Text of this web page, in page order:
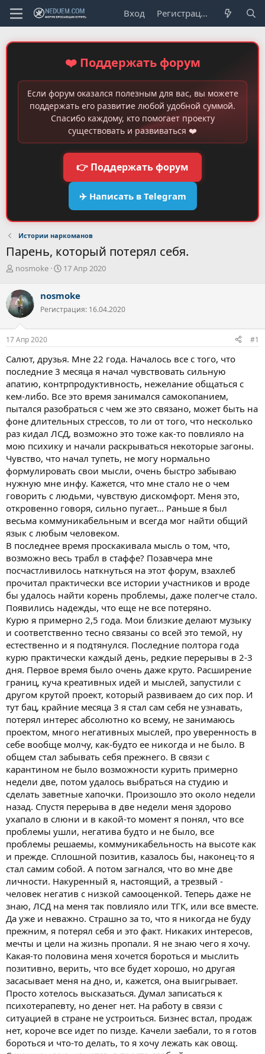
Вход Регистрация
❤️ Поддержать форум
Если форум оказался полезным для вас, вы можете
поддержать его развитие любой удобной суммой.
Спасибо каждому, кто помогает проекту
существовать и развиваться ❤️
👉 Поддержать форум
✈️ Написать в Telegram
Истории наркоманов
Парень, который потерял себя.
А
т
о
р
т
е
м
nosmoke
Д
а
н
ч
а
17 Апр 2020
nosmoke
Регистрация: 16.04.2020
17 Апр 2020 #1
Салют, друзья. Мне 22 года. Началось все с того, что
последние 3 месяца я начал чувствовать сильную
апатию, контрпродуктивность, нежелание общаться с
кем-либо. Все это время занимался самокопанием,
пытался разобраться с чем же это связано, может быть на
фоне длительных стрессов, то ли от того, что несколько
раз кидал ЛСД, возможно это тоже как-то повлияло на
мою психику и начали раскрываться некоторые загоны.
Чувство, что начал тупеть, не могу нормально
формулировать свои мысли, очень быстро забываю
нужную мне инфу. Кажется, что мне стало не о чем
говорить с людьми, чувствую дискомфорт. Меня это,
откровенно говоря, сильно пугает... Раньше я был
весьма коммуникабельным и всегда мог найти общий
язык с любым человеком.
В последнее время проскакивала мысль о том, что,
возможно весь трабл в стаффе? Позавчера мне
посчастливилось наткнуться на этот форум, взахлеб
прочитал практически все истории участников и вроде
бы удалось найти корень проблемы, даже полегче стало.
Появились надежды, что еще не все потеряно.
Курю я примерно 2,5 года. Мои близкие делают музыку
и соответственно тесно связаны со всей это темой, ну
естественно и я подтянулся. Последние полтора года
курю практически каждый день, редкие перерывы в 2-3
дня. Первое время было очень даже круто. Расширение
границ, куча креативных идей и мыслей, запустили с
другом крутой проект, который развиваем до сих пор. И
тут бац, крайние месяца 3 я стал сам себя не узнавать,
потерял интерес абсолютно ко всему, не занимаюсь
проектом, много негативных мыслей, про уверенность в
себе вообще молчу, как-будто ее никогда и не было. В
общем стал забывать себя прежнего. В связи с
карантином не было возможности курить примерно
недели две, потом удалось выбраться на студию и
сделать заветные хапочки. Произошло это около недели
назад. Спустя перерыва в две недели меня здорово
ухапало в слюни и в какой-то момент я понял, что все
проблемы ушли, негатива будто и не было, все
проблемы решаемы, коммуникабельность на высоте как
и прежде. Сплошной позитив, казалось бы, наконец-то я
стал самим собой. А потом загнался, что во мне две
личности. Накуренный я, настоящий, а трезвый -
человек негатив с низкой самооценкой. Теперь даже не
знаю, ЛСД на меня так повлияло или ТГК, или все вместе.
Да уже и неважно. Страшно за то, что я никогда не буду
прежним, я потерял себя и это факт. Никаких интересов,
мечты и цели на жизнь пропали. Я не знаю чего я хочу.
Какая-то половина меня хочется бороться и мыслить
позитивно, верить, что все будет хорошо, но другая
засасывает меня на дно, и, кажется, она выигрывает.
Просто хотелось высказаться. Думал записаться к
психотерапевту, но денег нет. На работу в связи с
ситуацией в стране не устроиться. Бизнес встал, продаж
нет, короче все идет по пизде. Качели заебали, то я готов
бороться и что-то делать, то я хочу лежать как овощ.